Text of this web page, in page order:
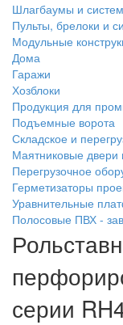
Шлагбаумы и
Пульты, брелоки и
Модульные
Дома
Гаражи
Хозблоки
Продукция для
Подъемные ворота
Складское и
Маятниковые двери
Перегрузочное
Герметизаторы
Уравнительные
Полосовые ПВХ -
серии